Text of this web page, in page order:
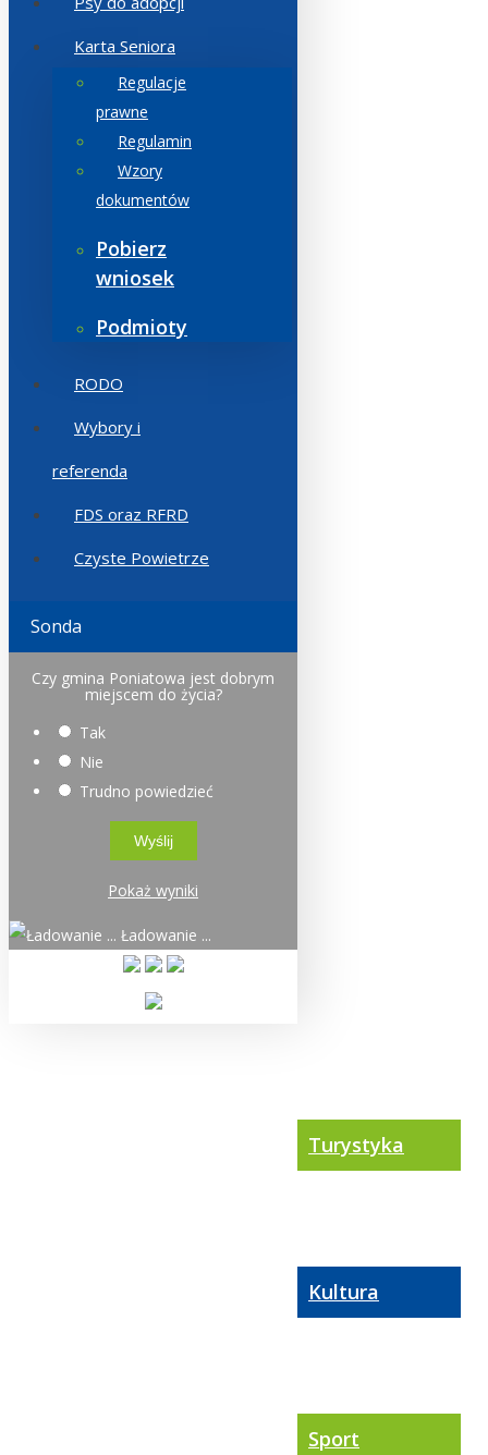
Karta Seniora
Regulacje
prawne
Regulamin
Wzory
dokumentów
Pobierz
wniosek
Podmioty
RODO
Wybory i
referenda
FDS oraz RFRD
Czyste Powietrze
Sonda
Czy gmina Poniatowa jest dobrym
miejscem do życia?
Tak
Nie
Trudno powiedzieć
Pokaż wyniki
Ładowanie ...
Turystyka
Kultura
Sport